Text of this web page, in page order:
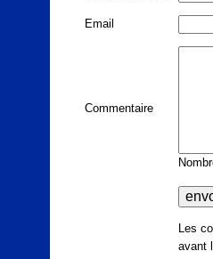
Email
Commentaire
Les
avant